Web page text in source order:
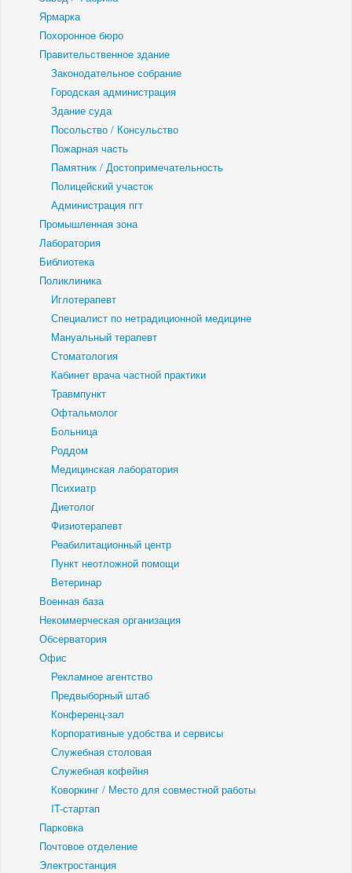
Ярмарка
Похоронное бюро
Правительственное здание
Законодательное собрание
Городская администрация
Здание суда
Посольство / Консульство
Пожарная часть
Памятник / Достопримечательность
Полицейский участок
Администрация пгт
Промышленная зона
Лаборатория
Библиотека
Поликлиника
Иглотерапевт
Специалист по нетрадиционной медицине
Мануальный терапевт
Стоматология
Кабинет врача частной практики
Травмпункт
Офтальмолог
Больница
Роддом
Медицинская лаборатория
Психиатр
Диетолог
Физиотерапевт
Реабилитационный центр
Пункт неотложной помощи
Ветеринар
Военная база
Некоммерческая организация
Обсерватория
Офис
Рекламное агентство
Предвыборный штаб
Конференц-зал
Корпоративные удобства и сервисы
Служебная столовая
Служебная кофейня
Коворкинг / Место для совместной работы
IT-стартап
Парковка
Почтовое отделение
Электростанция